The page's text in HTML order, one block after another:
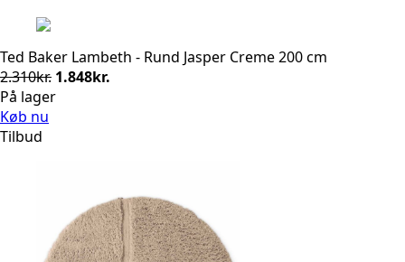
Ted Baker Lambeth - Rund Jasper Creme 200 cm
2.310kr. Den
oprindelige
1.848kr.
På lager
Køb nu
Tilbud